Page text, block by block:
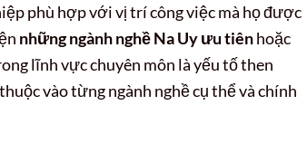
phù hợp với vị trí công việc mà họ được
những ngành nghề Na Uy ưu tiênhoặc
lĩnh vực chuyên môn là yếu tố then
vào từng ngành nghề cụ thể và chính